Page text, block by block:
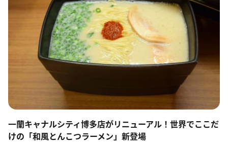
一蘭キャナルシティ博多店がリニューアル！世界でここだ
けの「和風とんこつラーメン」新登場